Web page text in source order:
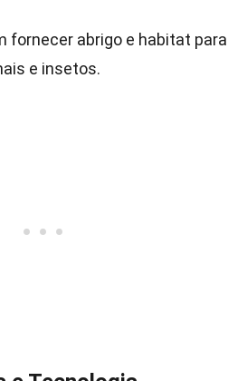
fornecer abrigo e habitat para
e insetos.